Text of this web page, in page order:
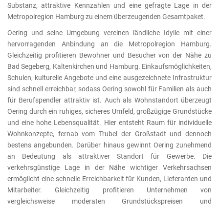
Substanz, attraktive Kennzahlen und eine gefragte Lage in der
Metropolregion Hamburg zu einem überzeugenden Gesamtpaket.
Oering und seine Umgebung vereinen ländliche Idylle mit einer
hervorragenden Anbindung an die Metropolregion Hamburg.
Gleichzeitig profitieren Bewohner und Besucher von der Nähe zu
Bad Segeberg, Kaltenkirchen und Hamburg. Einkaufsmöglichkeiten,
Schulen, kulturelle Angebote und eine ausgezeichnete Infrastruktur
sind schnell erreichbar, sodass Oering sowohl für Familien als auch
für Berufspendler attraktiv ist. Auch als Wohnstandort überzeugt
Oering durch ein ruhiges, sicheres Umfeld, großzügige Grundstücke
und eine hohe Lebensqualität. Hier entsteht Raum für individuelle
Wohnkonzepte, fernab vom Trubel der Großstadt und dennoch
bestens angebunden. Darüber hinaus gewinnt Oering zunehmend
an Bedeutung als attraktiver Standort für Gewerbe. Die
verkehrsgünstige Lage in der Nähe wichtiger Verkehrsachsen
ermöglicht eine schnelle Erreichbarkeit für Kunden, Lieferanten und
Mitarbeiter. Gleichzeitig profitieren Unternehmen von
vergleichsweise moderaten Grundstückspreisen und